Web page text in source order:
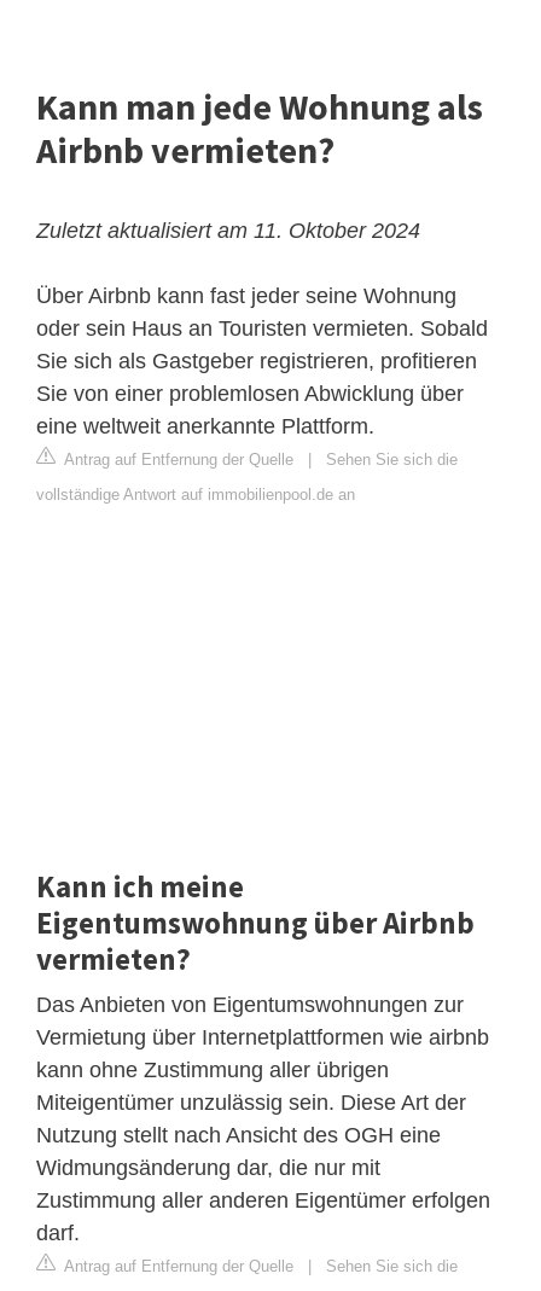
Kann man jede Wohnung als
Airbnb vermieten?
Zuletzt aktualisiert am 11. Oktober 2024
Über Airbnb kann fast jeder seine Wohnung
oder sein Haus an Touristen vermieten. Sobald
Sie sich als Gastgeber registrieren, profitieren
Sie von einer problemlosen Abwicklung über
eine weltweit anerkannte Plattform.
Antrag auf Entfernung der Quelle
Sehen Sie sich die
vollständige Antwort auf immobilienpool.de an
Kann ich meine
Eigentumswohnung über Airbnb
vermieten?
Das Anbieten von Eigentumswohnungen zur
Vermietung über Internetplattformen wie airbnb
kann ohne Zustimmung aller übrigen
Miteigentümer unzulässig sein. Diese Art der
Nutzung stellt nach Ansicht des OGH eine
Widmungsänderung dar, die nur mit
Zustimmung aller anderen Eigentümer erfolgen
darf.
Antrag auf Entfernung der Quelle
Sehen Sie sich die